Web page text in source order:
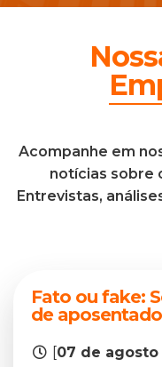
Acompanhe em
notícias sobre
Entrevistas,
Fato ou fake:
de
07 de agosto